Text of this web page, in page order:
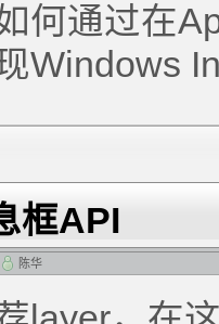
何通过在
Windows
框API
陈华